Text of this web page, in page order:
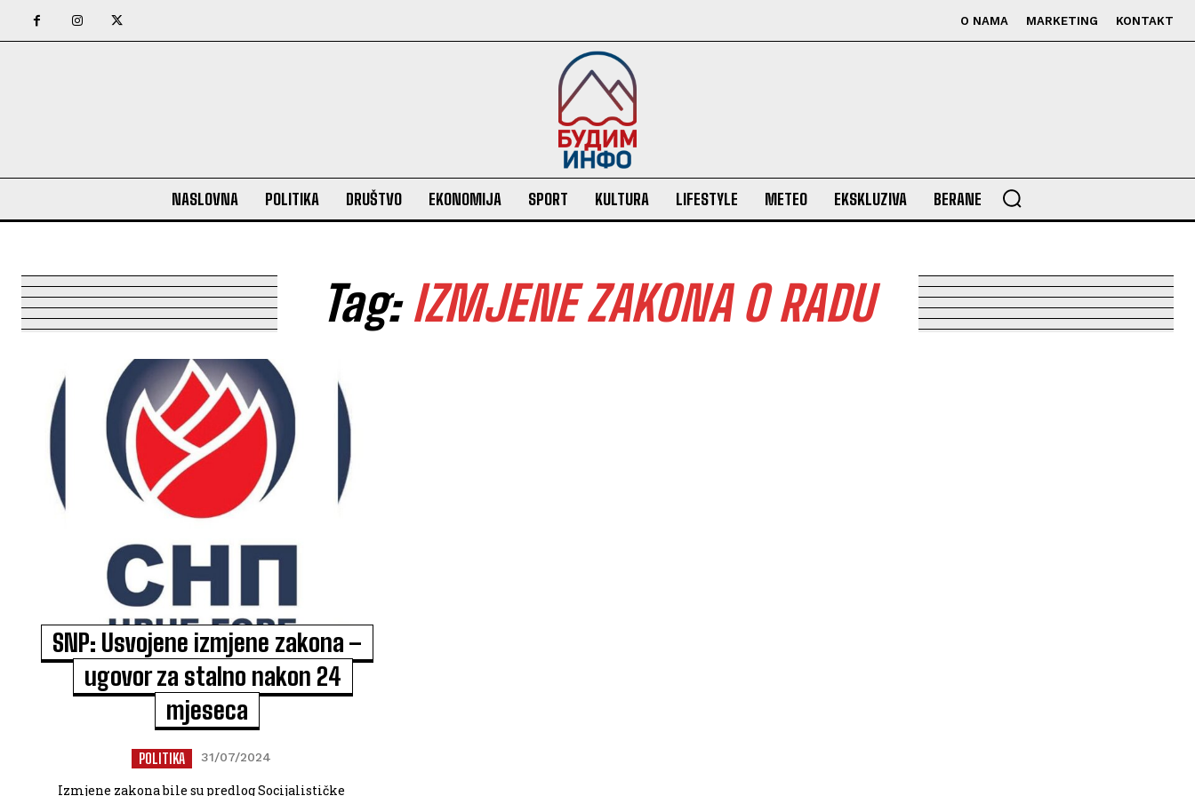
O NAMA MARKETING KONTAKT
NASLOVNA POLITIKA DRUŠTVO EKONOMIJA SPORT KULTURA LIFESTYLE METEO EKSKLUZIVA BERANE
Tag:IZMJENE ZAKONA O RADU
SNP: Usvojene izmjene zakona –
ugovor za stalno nakon 24
mjeseca
POLITIKA 31/07/2024
Izmjene zakona bile su predlog Socijalističke